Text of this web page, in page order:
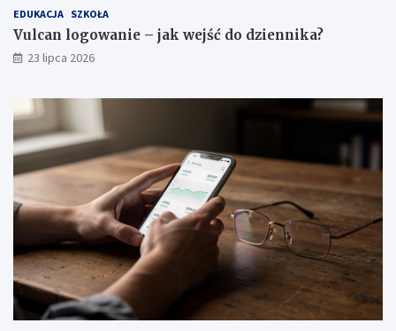
EDUKACJA SZKOŁA
Vulcan logowanie – jak wejść do dziennika?
23 lipca 2026